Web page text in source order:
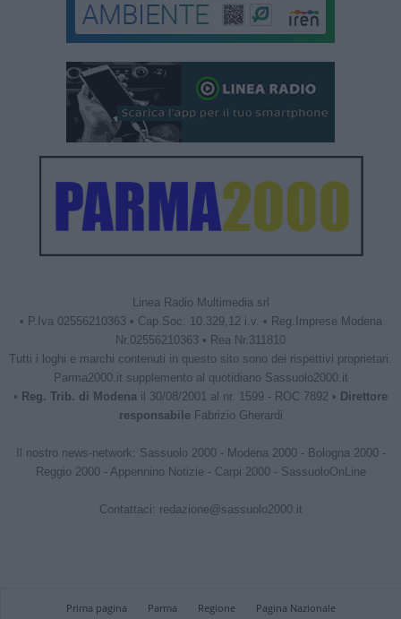
Linea Radio Multimedia srl
• P.Iva 02556210363 • Cap.Soc. 10.329,12 i.v. • Reg.Imprese Modena
Nr.02556210363 • Rea Nr.311810
Tutti i loghi e marchi contenuti in questo sito sono dei rispettivi proprietari.
Parma2000.it supplemento al quotidiano Sassuolo2000.it
• Reg. Trib. di Modena il 30/08/2001 al nr. 1599 - ROC 7892 • Direttore
responsabileFabrizio Gherardi
Il nostro news-network: Sassuolo 2000- Modena 2000- Bologna 2000-
Reggio 2000- Appennino Notizie - Carpi 2000- SassuoloOnLine
Contattaci: redazione@sassuolo2000.it
Prima pagina Parma Regione Pagina Nazionale